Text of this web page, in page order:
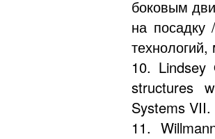
боковым
на посадку
10.
structures
Systems
11.